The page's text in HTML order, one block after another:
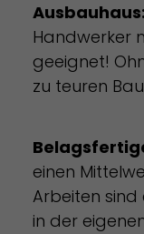
Ausbauhaus:
Handwerker
geeignet!
zu teuren
einen
Arbeiten
in der